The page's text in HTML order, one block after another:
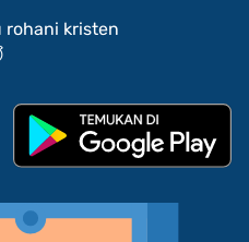
rohani kristen